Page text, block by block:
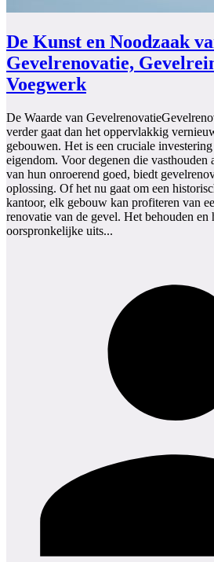
De Kunst en Noodzaak
Gevelrenovatie,
Voegwerk
De Waarde van
verder gaat dan het oppervlakkig
gebouwen. Het is een cruciale
eigendom. Voor degenen die vasthouden
van hun onroerend goed, biedt
oplossing. Of het nu gaat om een
kantoor, elk gebouw kan profiteren van
renovatie van de gevel. Het behouden en
oorspronkelijke uits...